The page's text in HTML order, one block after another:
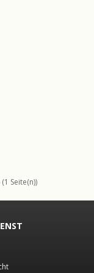
Seite(n))